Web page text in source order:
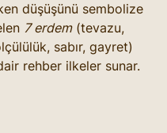
düşüşünü sembolize
7 erdem (tevazu,
sabır, gayret)
rehber ilkeler sunar.